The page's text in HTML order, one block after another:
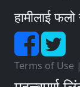
हामीलाई फलो
Terms of Use |